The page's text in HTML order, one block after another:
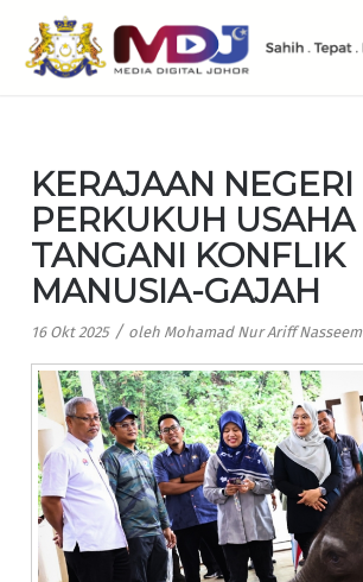
KERAJAAN NEGERI
PERKUKUH USAHA
TANGANI KONFLIK
MANUSIA-GAJAH
16 Okt 2025 / oleh Mohamad Nur Ariff